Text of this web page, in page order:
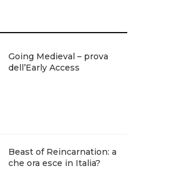
Going Medieval – prova
dell’Early Access
Beast of Reincarnation: a
che ora esce in Italia?